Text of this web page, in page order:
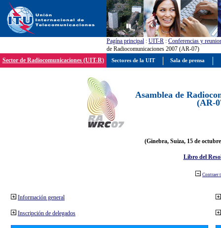
Pagína principal : UIT-R : Conferencias y
de Radiocomunicaciones 2007 (AR-07)
Sector de Radiocomunicaciones (UIT-R)
Asamblea de
(AR-
(Ginebra, Suiza, 15 de
Libro del
Contraer
Información general
Inscripción de delegados
Sectores de la UIT Sala de prensa